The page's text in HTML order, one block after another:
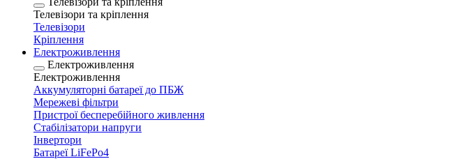
Телевізори та кріплення
Телевізори
Кріплення
Електроживлення
Електроживлення
Електроживлення
Аккумуляторні батареї до ПБЖ
Мережеві фільтри
Пристрої бесперебійного живлення
Стабілізатори напруги
Інвертори
Батареї LiFePo4